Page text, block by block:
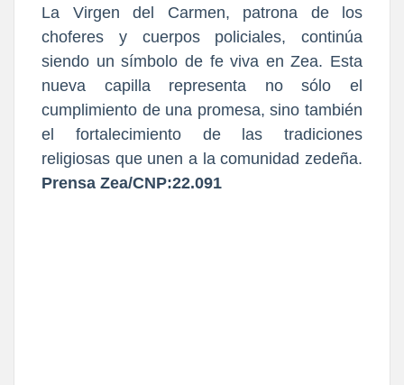
La Virgen del Carmen, patrona de los
choferes y cuerpos policiales, continúa
siendo un símbolo de fe viva en Zea. Esta
nueva capilla representa no sólo el
cumplimiento de una promesa, sino también
el fortalecimiento de las tradiciones
religiosas que unen a la comunidad zedeña.
Prensa Zea/CNP:22.091